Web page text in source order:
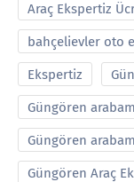
Araç Ekspertiz
bahçelievler oto
Ekspertiz
Güngören
Güngören
Güngören Araç